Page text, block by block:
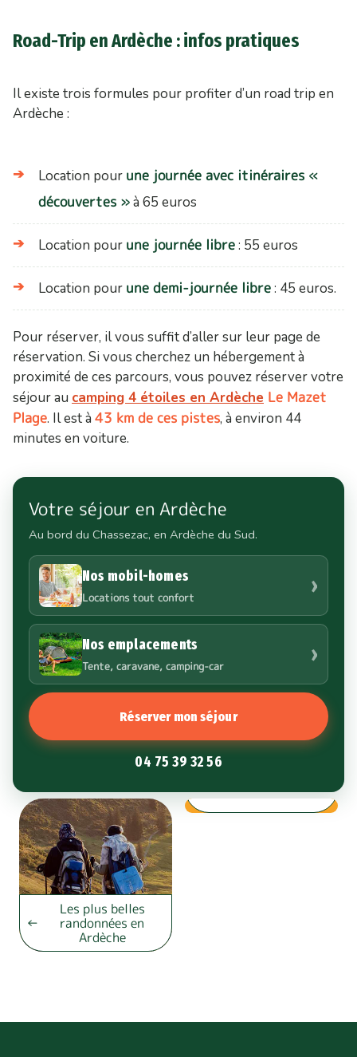
Road-Trip en Ardèche : infos pratiques
Il existe trois formules pour profiter d’un road trip en
Ardèche :
Location pour une journée avec itinéraires «
découvertes »à 65 euros
Location pour une journée libre: 55 euros
Location pour une demi-journée libre: 45 euros.
Pour réserver, il vous suffit d’aller sur leur page de
réservation. Si vous cherchez un hébergement à
proximité de ces parcours, vous pouvez réserver votre
séjour au camping 4 étoiles en Ardèche Le Mazet
Plage. Il est à 43 km de ces pistes, à environ 44
minutes en voiture.
Votre séjour en Ardèche
Au bord du Chassezac, en Ardèche du Sud.
Nos mobil-homes
Locations tout confort ›
Nos emplacements
Tente, caravane, camping-car ›
Réserver mon séjour
04 75 39 32 56
Les plus belles
randonnées en
Ardèche
d’Arc